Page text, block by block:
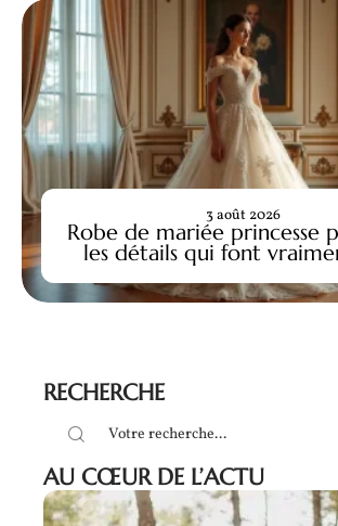
Robe de mariée princesse
les détails qui font
3 août 2026
RECHERCHE
AU CŒUR DE L’ACTU